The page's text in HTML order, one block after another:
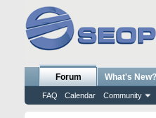
Forum
FAQ Calendar Community
What's New?